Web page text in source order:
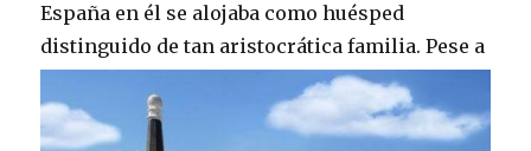
España en él se alojaba como huésped
distinguido de tan aristocrática familia.Pese a